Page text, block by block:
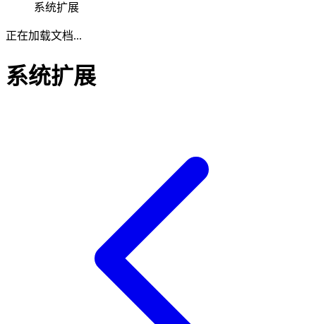
系统扩展
正在加载文档...
系统扩展